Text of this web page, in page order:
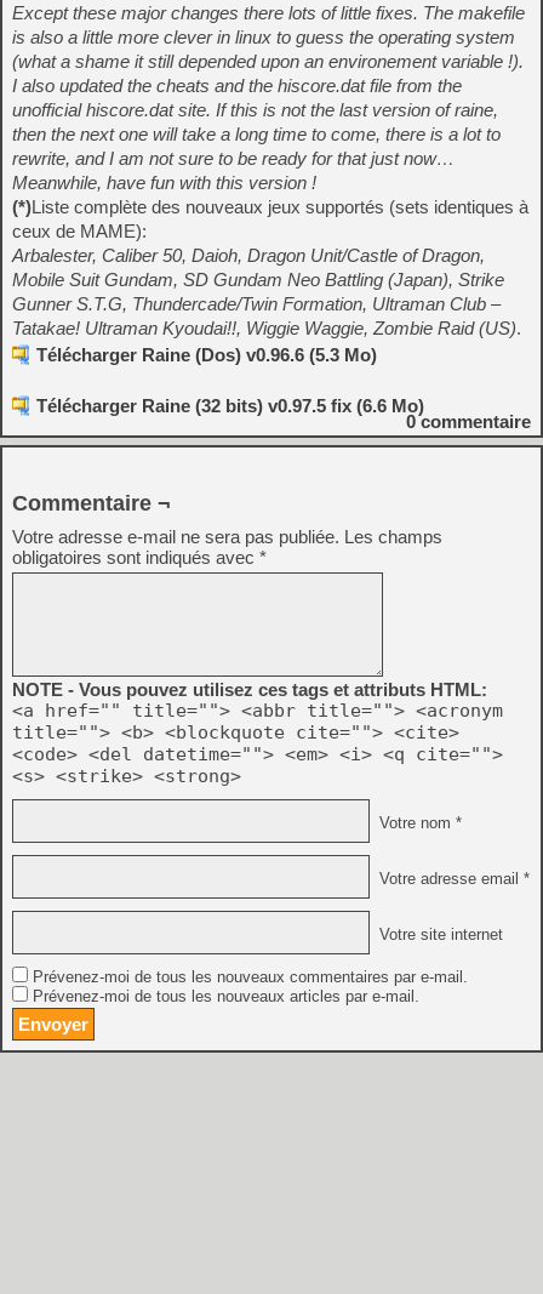
Except these major changes there lots of little fixes. The makefile
is also a little more clever in linux to guess the operating system
(what a shame it still depended upon an environement variable !).
I also updated the cheats and the hiscore.dat file from the
unofficial hiscore.dat site. If this is not the last version of raine,
then the next one will take a long time to come, there is a lot to
rewrite, and I am not sure to be ready for that just now…
Meanwhile, have fun with this version !
(*)Liste complète des nouveaux jeux supportés (sets identiques à
ceux de MAME):
Arbalester, Caliber 50, Daioh, Dragon Unit/Castle of Dragon,
Mobile Suit Gundam, SD Gundam Neo Battling (Japan), Strike
Gunner S.T.G, Thundercade/Twin Formation, Ultraman Club –
Tatakae! Ultraman Kyoudai!!, Wiggie Waggie, Zombie Raid (US).
Télécharger Raine (Dos) v0.96.6 (5.3 Mo)
Télécharger Raine (32 bits) v0.97.5 fix (6.6 Mo)
0commentaire
Commentaire ¬
Votre adresse e-mail ne sera pas publiée. Les champs
obligatoires sont indiqués avec *
NOTE - Vous pouvez utilisez ces tags et attributs HTML:
<a href="" title=""> <abbr title=""> <acronym
title=""> <b> <blockquote cite=""> <cite>
<code> <del datetime=""> <em> <i> <q cite="">
<s> <strike> <strong>
Votre nom *
Votre adresse email *
Votre site internet
Prévenez-moi de tous les nouveaux commentaires par e-mail.
Prévenez-moi de tous les nouveaux articles par e-mail.